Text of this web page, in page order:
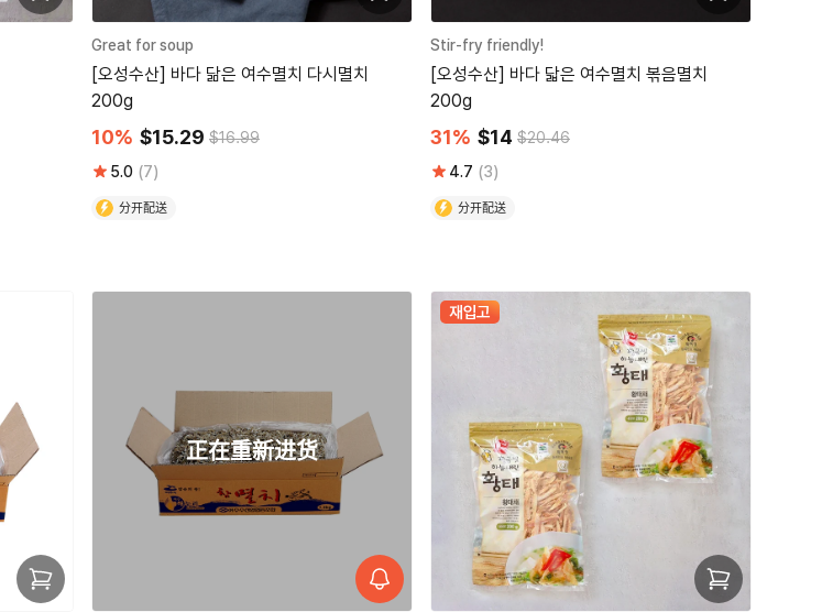
Great for soup
[오성수산] 바다 닮은 여수멸치 다시멸치
200g
10% $15.29 $16.99
5.0 (7)
分开配送
Stir-fry friendly!
[오성수산] 바다 닯은 여수멸치 볶음멸치
200g
31% $14 $20.46
4.7 (3)
分开配送
正在重新进货
재입고